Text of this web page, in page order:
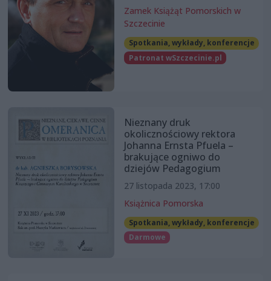
Zamek Książąt Pomorskich w
Szczecinie
Spotkania, wykłady, konferencje
Patronat wSzczecinie.pl
Nieznany druk
okolicznościowy rektora
Johanna Ernsta Pfuela –
brakujące ogniwo do
dziejów Pedagogium
27 listopada 2023, 17:00
Książnica Pomorska
Spotkania, wykłady, konferencje
Darmowe